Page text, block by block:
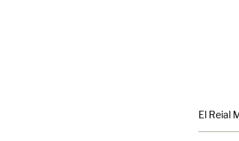
El Reial